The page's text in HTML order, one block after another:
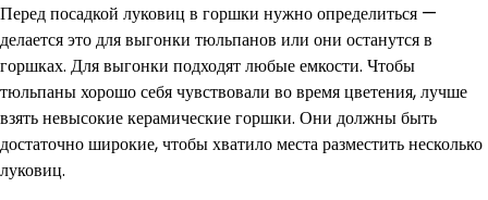
Перед посадкой луковиц в горшки нужно определиться —
делается это для выгонки тюльпанов или они останутся в
горшках. Для выгонки подходят любые емкости. Чтобы
тюльпаны хорошо себя чувствовали во время цветения, лучше
взять невысокие керамические горшки. Они должны быть
достаточно широкие, чтобы хватило места разместить несколько
луковиц.